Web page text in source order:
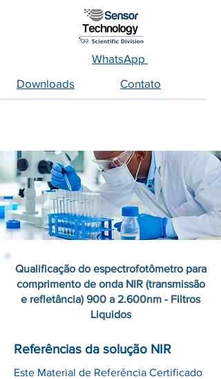
Downloads Contato
WhatsApp
Qualificação do espectrofotômetro para
comprimento de onda NIR (transmissão
e refletância) 900 a 2.600nm - Filtros
Liquidos
Referências da solução NIR
Este Material de Referência Certificado